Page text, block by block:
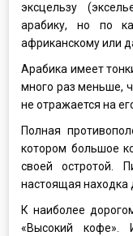
эксцельзу
арабику, но по
африканскому или
Арабика имеет
много раз меньше,
не отражается на
Полная
котором большое
своей остротой.
настоящая находка
К наиболее
«Высокий кофе».